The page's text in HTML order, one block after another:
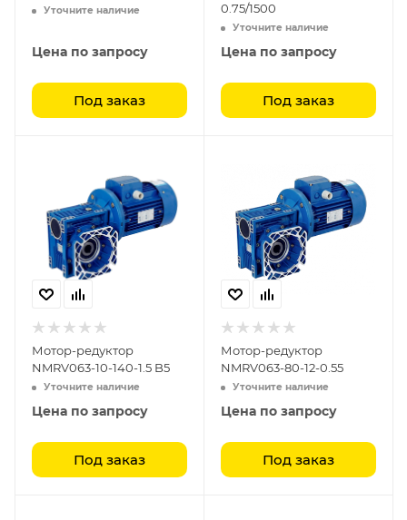
Уточните наличие
Цена по запросу
Под заказ
0.75/1500
Уточните наличие
Цена по запросу
Под заказ
Мотор-редуктор
NMRV063-10-140-1.5 B5
Уточните наличие
Цена по запросу
Под заказ
Мотор-редуктор
NMRV063-80-12-0.55
Уточните наличие
Цена по запросу
Под заказ